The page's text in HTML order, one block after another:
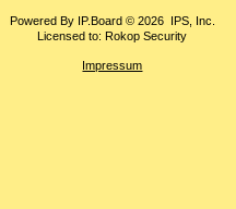
Powered By IP.Board© 2026 IPS, Inc
Licensed to: Rokop Security
Impressum